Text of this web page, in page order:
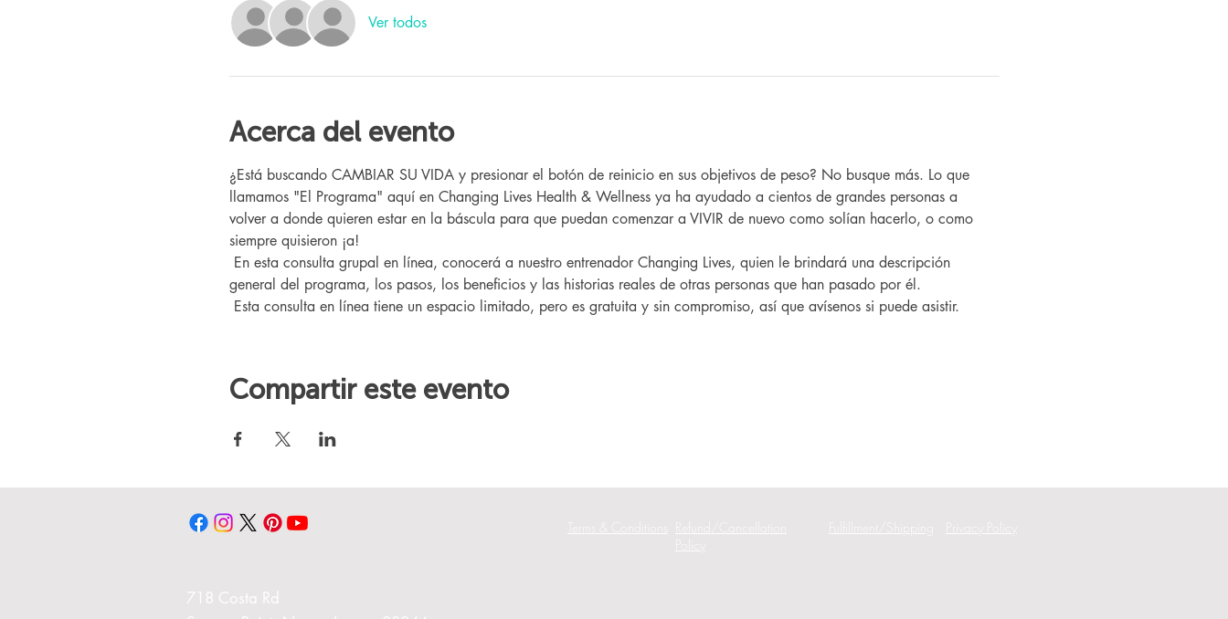
Ver todos
Acerca del evento
¿Está buscando CAMBIAR SU VIDA y presionar el botón de reinicio en sus objetivos de peso? No busque más. Lo que
llamamos "El Programa" aquí en Changing Lives Health & Wellness ya ha ayudado a cientos de grandes personas a
volver a donde quieren estar en la báscula para que puedan comenzar a VIVIR de nuevo como solían hacerlo, o como
siempre quisieron ¡a!
general del programa, los pasos, los beneficios y las historias reales de otras personas que han pasado por él.
Esta consulta en línea tiene un espacio limitado, pero es gratuita y sin compromiso, así que avísenos si puede asistir.
Compartir este evento
718 Costa Rd